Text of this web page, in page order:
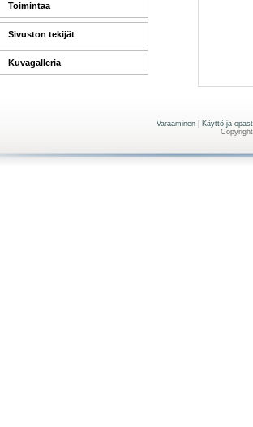
Toimintaa
Sivuston tekijät
Kuvagalleria
Varaaminen
Käyttö ja